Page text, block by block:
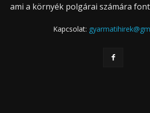
ami a környék polgárai számára
Kapcsolat: